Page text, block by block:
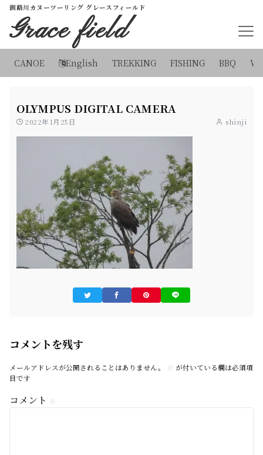
釧路川カヌーツーリング グレースフィールド
Grace field
CANOE English TREKKING FISHING BBQ
OLYMPUS DIGITAL CAMERA
2022年1月25日 shinji
コメントを残す
メールアドレスが公開されることはありません。 ※ が付いている欄は必須項
目です
コメント ※